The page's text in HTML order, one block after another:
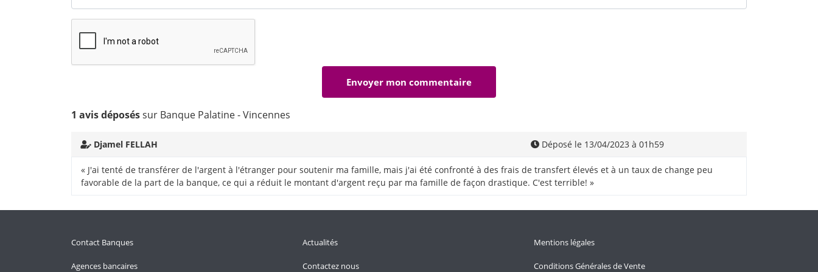
1 avis déposéssur Banque Palatine - Vincennes
Djamel FELLAH Déposé le 13/04/2023 à 01h59
« J'ai tenté de transférer de l'argent à l'étranger pour soutenir ma famille, mais j'ai été confronté à des frais de transfert élevés et à un taux de change peu
favorable de la part de la banque, ce qui a réduit le montant d'argent reçu par ma famille de façon drastique. C'est terrible! »
Contact Banques
Agences bancaires
Actualités
Contactez nous
Mentions légales
Conditions Générales de Vente